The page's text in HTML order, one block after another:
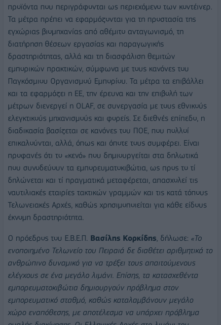
προϊόντα που περιγράφονται ως περιεχόμενο των κοντέινερ.
Τα μέτρα πρέπει να εφαρμόζονται για τη προστασία της
εγχώριας βιομηχανίας από αθέμιτο ανταγωνισμό, τη
διατήρηση θέσεων εργασίας και παραγωγικής
δραστηριότητας, αλλά και τη διασφάλιση θεμιτών
εμπορικών πρακτικών, σύμφωνα με τους κανόνες του
Παγκόσμιου Οργανισμού Εμπορίου. Τα μέτρα τα επιβάλλει
και τα εφαρμόζει η ΕΕ, την έρευνα και την επιβολή των
μέτρων διενεργεί η OLAF, σε συνεργασία με τους εθνικούς
ελεγκτικούς μηχανισμούς και φορείς. Σε διεθνές επίπεδο, η
διαδικασία βασίζεται σε κανόνες του ΠΟΕ, που πολλοί
επικαλούνται, αλλά, όπως και όποτε τους συμφέρει. Είναι
προφανές ότι το «κενό» που δημιουργείται στα δηλωτικά
που συνοδεύουν τα εμπορευματοκιβώτια, ως προς το τί
δηλώνεται και τί πραγματικά μεταφέρεται, απασχολεί τις
ναυτιλιακές εταιρίες τακτικών γραμμών και τις κατά τόπους
Τελωνειακές Αρχές, καθώς χρησιμοποιείται για κάθε είδους
έκνομη δραστηριότητα.
Ο πρόεδρος του Ε.Β.Ε.Π. Βασίλης Κορκίδης, δήλωσε: «Το
ενοποιημένο Τελωνείο του Πειραιά δε διαθέτει αριθμητικά το
ανθρώπινο δυναμικό για να τρέξει τους απαιτούμενους
ελέγχους σε ένα μεγάλο λιμάνι. Επίσης, τα κατασχεθέντα
εμπορευματοκιβώτια δημιουργούν πρόβλημα στον
εμπορευματικό σταθμό, καθώς καταλαμβάνουν μεγάλο
χώρο εναπόθεσης, με αποτέλεσμα να υπάρχει πρόβλημα